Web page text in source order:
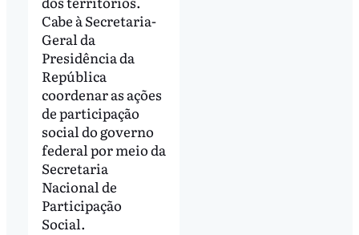
Cabe à Secretaria-
Geral da
Presidência da
República
coordenar as ações
de participação
social do governo
federal por meio da
Secretaria
Nacional de
Participação
Social.